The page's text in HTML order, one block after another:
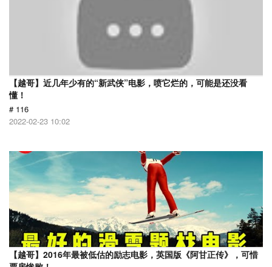
【越哥】近几年少有的“新武侠”电影，喷它烂的，可能是还没看
懂！
# 116
2022-02-23 10:02
【越哥】2016年最被低估的励志电影，英国版《阿甘正传》，可惜